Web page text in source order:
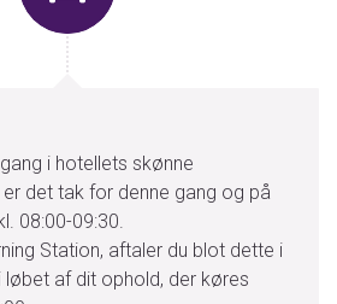
i hotellets skønne
det tak for denne gang og på
08:00-09:30.
Station, aftaler du blot dette i
af dit ophold, der køres